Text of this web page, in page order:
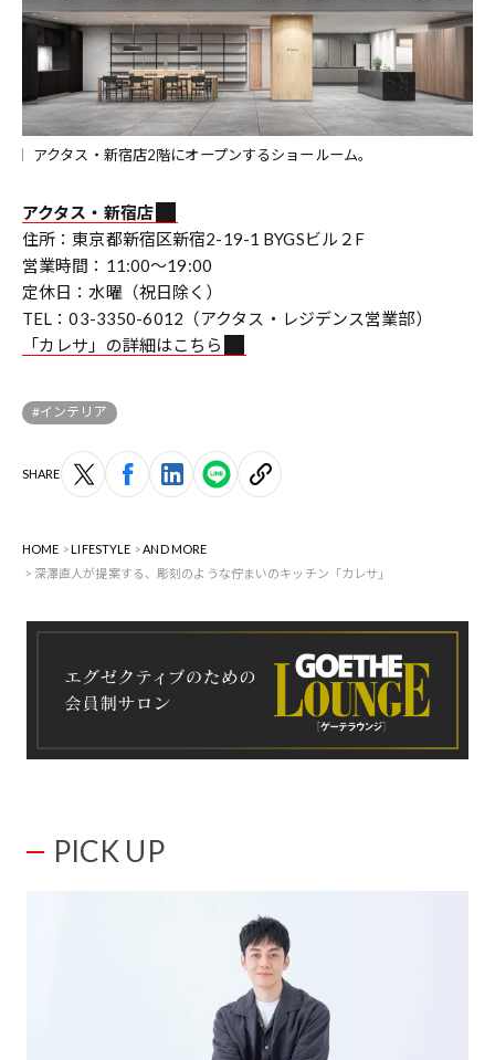
アクタス・新宿店2階にオープンするショールーム。
アクタス・新宿店
住所：東京都新宿区新宿2-19-1 BYGSビル２F
営業時間：11:00〜19:00
定休日：水曜（祝日除く）
TEL：03-3350-6012（アクタス・レジデンス営業部）
「カレサ」の詳細はこちら
#インテリア
SHARE
HOME LIFESTYLE
AND MORE
深澤直人が提案する、彫刻のような佇まいのキッチン「カレサ」
PICK UP